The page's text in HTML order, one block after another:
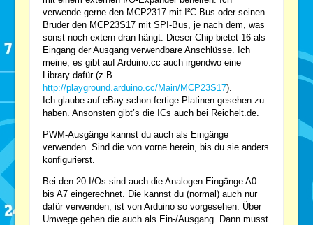
verwende gerne den MCP2317 mit I²C-Bus oder seinen
Bruder den MCP23S17 mit SPI-Bus, je nach dem, was
sonst noch extern dran hängt. Dieser Chip bietet 16 als
Eingang der Ausgang verwendbare Anschlüsse. Ich
meine, es gibt auf Arduino.cc auch irgendwo eine
Library dafür (z.B.
http://playground.arduino.cc/Main/MCP23S17).
Ich glaube auf eBay schon fertige Platinen gesehen zu
haben. Ansonsten gibt’s die ICs auch bei Reichelt.de.
PWM-Ausgänge kannst du auch als Eingänge
verwenden. Sind die von vorne herein, bis du sie anders
konfigurierst.
Bei den 20 I/Os sind auch die Analogen Eingänge A0
bis A7 eingerechnet. Die kannst du (normal) auch nur
dafür verwenden, ist von Arduino so vorgesehen. Über
Umwege gehen die auch als Ein-/Ausgang. Dann musst